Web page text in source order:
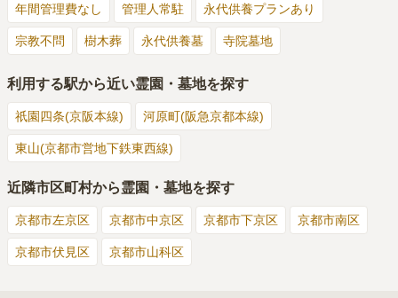
年間管理費なし 管理人常駐 永代供養プランあり
宗教不問 樹木葬 永代供養墓 寺院墓地
利用する駅から近い霊園・墓地を探す
祇園四条(京阪本線) 河原町(阪急京都本線)
東山(京都市営地下鉄東西線)
近隣市区町村から霊園・墓地を探す
京都市左京区 京都市中京区 京都市下京区 京都市南区
京都市伏見区 京都市山科区